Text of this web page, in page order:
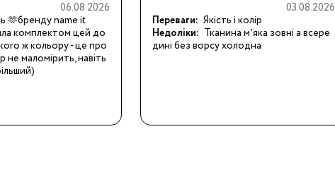
32
06.08.2026
🫶бренду name it
комплектом цей до
ж кольору - це про
не маломірить, навіть
03.08.2026
Переваги: Якість і колір
Недоліки: Тканина мʼяка зовні а всере
дині без ворсу холодна